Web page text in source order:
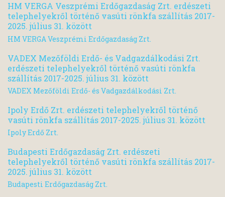
HM VERGA Veszprémi Erdőgazdaság Zrt. erdészeti
telephelyekről történő vasúti rönkfa szállítás 2017-
2025. július 31. között
HM VERGA Veszprémi Erdőgazdaság Zrt.
VADEX Mezőföldi Erdő- és Vadgazdálkodási Zrt.
erdészeti telephelyekről történő vasúti rönkfa
szállítás 2017-2025. július 31. között
VADEX Mezőföldi Erdő- és Vadgazdálkodási Zrt.
Ipoly Erdő Zrt. erdészeti telephelyekről történő
vasúti rönkfa szállítás 2017-2025. július 31. között
Ipoly Erdő Zrt.
Budapesti Erdőgazdaság Zrt. erdészeti
telephelyekről történő vasúti rönkfa szállítás 2017-
2025. július 31. között
Budapesti Erdőgazdaság Zrt.